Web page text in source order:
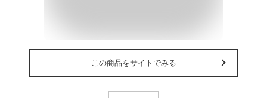
この商品をサイトでみる